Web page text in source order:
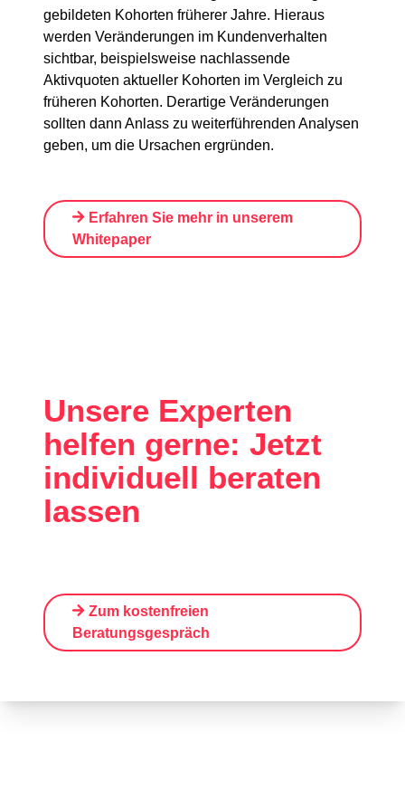
gebildeten Kohorten früherer Jahre. Hieraus
werden Veränderungen im Kundenverhalten
sichtbar, beispielsweise nachlassende
Aktivquoten aktueller Kohorten im Vergleich zu
früheren Kohorten. Derartige Veränderungen
sollten dann Anlass zu weiterführenden Analysen
geben, um die Ursachen ergründen.
Erfahren Sie mehr in unserem
Whitepaper
Unsere Experten
helfen gerne: Jetzt
individuell beraten
lassen
Zum kostenfreien
Beratungsgespräch